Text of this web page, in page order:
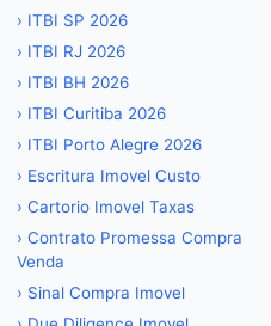
› ITBI SP 2026
› ITBI RJ 2026
› ITBI BH 2026
› ITBI Curitiba 2026
› ITBI Porto Alegre 2026
› Escritura Imovel Custo
› Cartorio Imovel Taxas
› Contrato Promessa Compra
Venda
› Sinal Compra Imovel